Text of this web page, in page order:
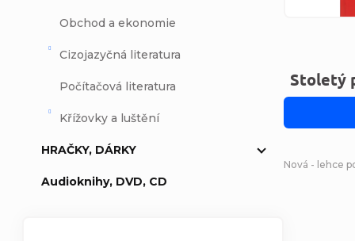
Obchod a ekonomie
Cizojazyčná literatura
Počítačová literatura
Křížovky a luštění
HRAČKY, DÁRKY
Audioknihy, DVD, CD
Stoletý
Nová - lehce